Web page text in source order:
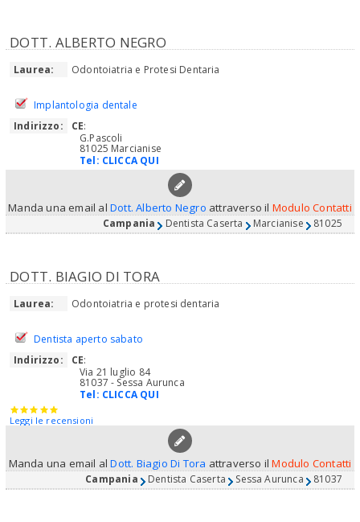
DOTT. ALBERTO NEGRO
Laurea: Odontoiatria e Protesi Dentaria
Implantologia dentale
Indirizzo:
CE:
G.Pascoli
81025 Marcianise
Tel: CLICCA QUI
Manda una email alDott. Alberto Negro attraverso il Modulo Contatti
Campania Dentista Caserta Marcianise 81025
DOTT. BIAGIO DI TORA
Laurea: Odontoiatria e protesi dentaria
Dentista aperto sabato
Indirizzo:
CE:
Via 21 luglio 84
81037 - Sessa Aurunca
Tel: CLICCA QUI
Leggi le recensioni
Manda una email alDott. Biagio Di Tora attraverso ilModulo Contatti
Campania Dentista Caserta Sessa Aurunca 81037